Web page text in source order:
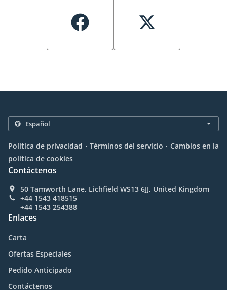
Política de privacidad . Términos del servicio . Cambios en la
política de cookies
Contáctenos
50 Tamworth Lane, Lichfield WS13 6JJ, United Kingdom
+44 1543 418515
+44 1543 254388
Enlaces
Carta
Ofertas Especiales
Pedido Anticipado
Contáctenos